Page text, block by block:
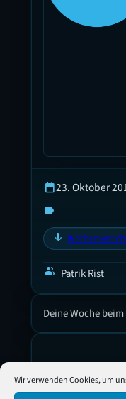
Wir verwenden Cookies, um
Deine Woche
calendar_today23. Oktober
label
mic
group Patrik Rist